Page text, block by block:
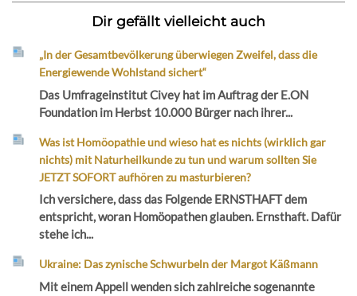
Dir gefällt vielleicht auch
„In der Gesamtbevölkerung überwiegen Zweifel, dass die
Energiewende Wohlstand sichert“
Das Umfrageinstitut Civey hat im Auftrag der E.ON
Foundation im Herbst 10.000 Bürger nach ihrer...
Was ist Homöopathie und wieso hat es nichts (wirklich gar
nichts) mit Naturheilkunde zu tun und warum sollten Sie
JETZT SOFORT aufhören zu masturbieren?
Ich versichere, dass das Folgende ERNSTHAFT dem
entspricht, woran Homöopathen glauben. Ernsthaft. Dafür
stehe ich...
Ukraine: Das zynische Schwurbeln der Margot Käßmann
Mit einem Appell wenden sich zahlreiche sogenannte